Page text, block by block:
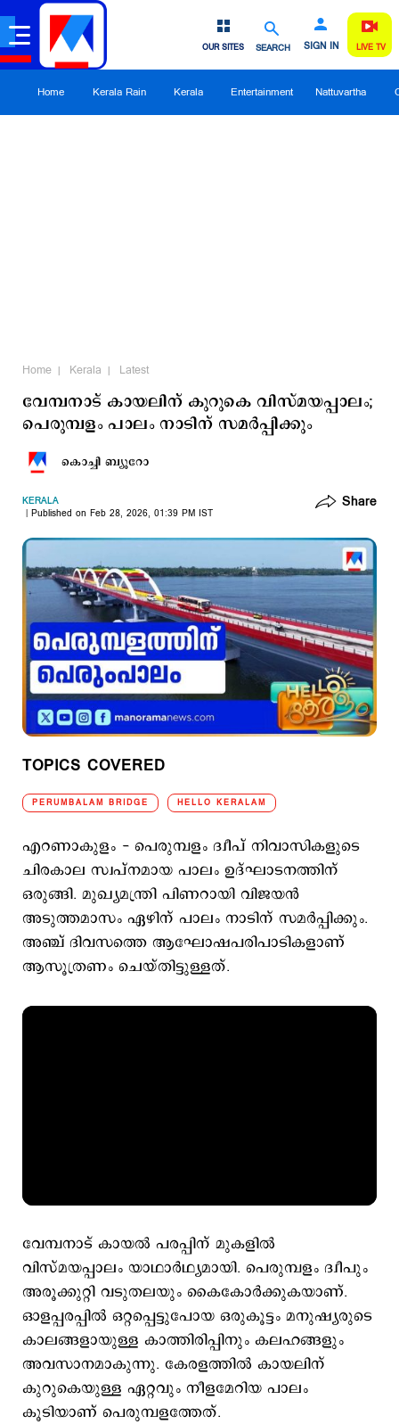
SEARCH SIGN IN
OUR SITES LIVE TV
Home Kerala Rain Kerala Entertainment Nattuvartha
Home Kerala Latest
വേമ്പനാട് കായലിന് കുറുകെ വിസ്മയപ്പാലം;
പെരുമ്പളം പാലം നാടിന് സമര്‍പ്പിക്കും
കൊച്ചി ബ്യൂറോ
KERALA
Published on Feb 28, 2026, 01:39 PM IST
Share
TOPICS COVERED
PERUMBALAM BRIDGE HELLO KERALAM
എറണാകുളം - പെരുമ്പളം ദ്വീപ് നിവാസികളുടെ
ചിരകാല സ്വപ്നമായ പാലം ഉദ്ഘാടനത്തിന്
ഒരുങ്ങി. മുഖ്യമന്ത്രി പിണറായി വിജയന്‍
അടുത്തമാസം ഏഴിന് പാലം നാടിന് സമര്‍പ്പിക്കും.
അഞ്ച് ദിവസത്തെ ആഘോഷപരിപാടികളാണ്
ആസൂത്രണം ചെയ്തിട്ടുള്ളത്.
വേമ്പനാട് കായല്‍ പരപ്പിന് മുകളില്‍
വിസ്മയപ്പാലം യാഥാര്‍ഥ്യമായി. പെരുമ്പളം ദ്വീപും
അരൂക്കുറ്റി വടുതലയും കൈകോര്‍ക്കുകയാണ്.
ഓളപ്പരപ്പില്‍ ഒറ്റപ്പെട്ടുപോയ ഒരുകൂട്ടം മനുഷ്യരുടെ
കാലങ്ങളായുള്ള കാത്തിരിപ്പിനും കലഹങ്ങളും
അവസാനമാകുന്നു. കേരളത്തില്‍ കായലിന്
കുറുകെയുള്ള ഏറ്റവും നീളമേറിയ പാലം
കൂടിയാണ് പെരുമ്പളത്തേത്.